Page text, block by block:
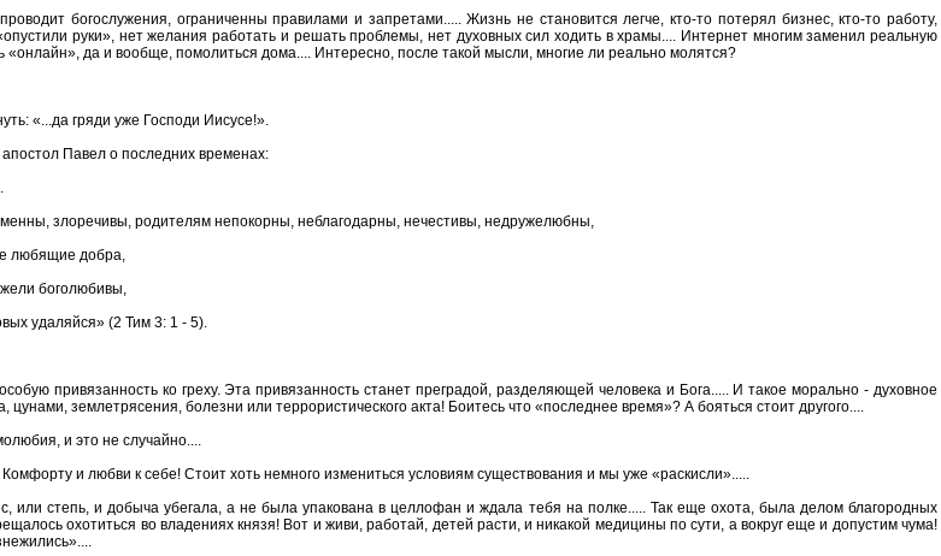
богослужения, ограниченны правилами и запретами..... Жизнь не становится легче, кто-то потерял бизнес, кто-то работу,
руки», нет желания работать и решать проблемы, нет духовных сил ходить в храмы.... Интернет многим заменил реальную
да и вообще, помолиться дома.... Интересно, после такой мысли, многие ли реально молятся?
«...да гряди уже Господи Иисусе!».
Павел о последних временах:
злоречивы, родителям непокорны, неблагодарны, нечестивы, недружелюбны,
любящие добра,
боголюбивы,
удаляйся» (2 Тим 3: 1 - 5).
привязанность ко греху. Эта привязанность станет преградой, разделяющей человека и Бога..... И такое морально - духовное
землетрясения, болезни или террористического акта! Боитесь что «последнее время»? А бояться стоит другого....
и это не случайно....
и любви к себе! Стоит хоть немного измениться условиям существования и мы уже «раскисли».....
или степь, и добыча убегала, а не была упакована в целлофан и ждала тебя на полке..... Так еще охота, была делом благородных
охотиться во владениях князя! Вот и живи, работай, детей расти, и никакой медицины по сути, а вокруг еще и допустим чума!